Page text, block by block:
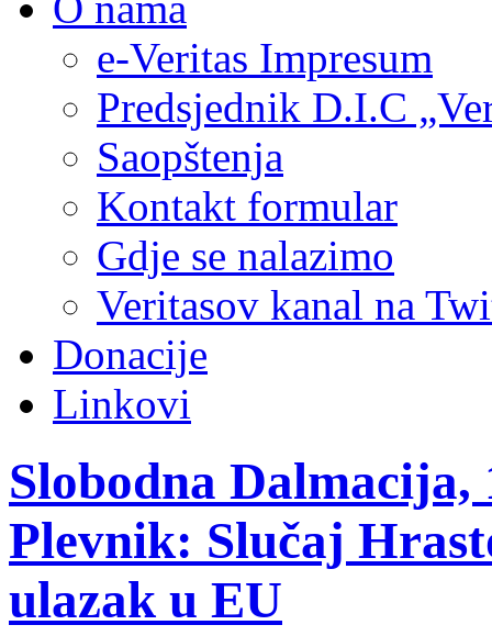
e-Veritas Impresum
Predsjednik D.I.C
Saopštenja
Kontakt formular
Gdje se nalazimo
Veritasov kanal na
Donacije
Linkovi
Slobodna Dalmacija,
Plevnik: Slučaj
ulazak u EU